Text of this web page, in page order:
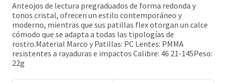
Anteojos de lectura pregraduados de forma redonda y
tonos cristal, ofrecen un estilo contemporáneo y
moderno, mientras que sus patillas flex otorgan un calce
cómodo que se adapta a todas las tipologías de
rostro.Material Marco y Patillas: PC Lentes: PMMA
resistentes a rayaduras e impactos Calibre: 46 21-145Peso:
22g